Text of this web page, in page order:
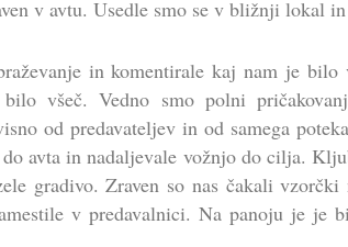
v avtu. Usedle smo se v bližnji lokal
in komentirale kaj nam je
všeč. Vedno smo polni
od predavateljev in od samega
avta in nadaljevale vožnjo do cilja.
gradivo. Zraven so nas čakali
v predavalnici. Na panoju je je